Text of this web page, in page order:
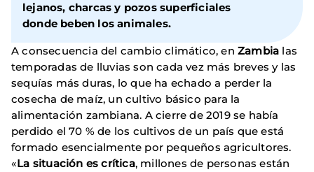
lejanos, charcas y pozos superficiales
donde beben los animales.
A consecuencia del cambio climático, en Zambia las
temporadas de lluvias son cada vez más breves y las
sequías más duras, lo que ha echado a perder la
cosecha de maíz, un cultivo básico para la
alimentación zambiana. A cierre de 2019 se había
perdido el 70 % de los cultivos de un país que está
formado esencialmente por pequeños agricultores.
«La situación es crítica, millones de personas están